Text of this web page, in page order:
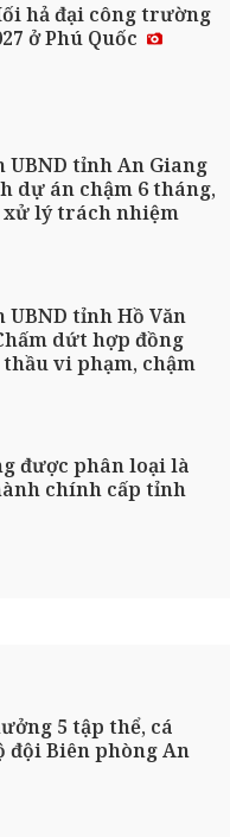
hả đại công trường
ở Phú Quốc
UBND tỉnh An Giang
dự án chậm 6 tháng,
xử lý trách nhiệm
UBND tỉnh Hồ Văn
dứt hợp đồng
vi phạm, chậm
được phân loại là
chính cấp tỉnh
5 tập thể, cá
đội Biên phòng An